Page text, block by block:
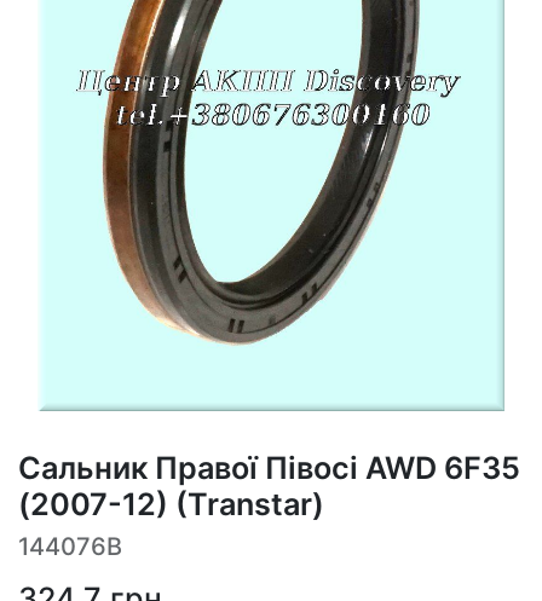
Сальник Правої Півосі AWD 6F35
(2007-12) (Transtar)
144076B